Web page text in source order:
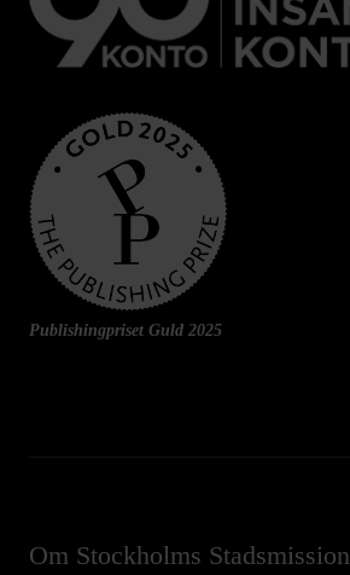
Publishingpriset Guld 2025
Om Stockholms Stadsmission